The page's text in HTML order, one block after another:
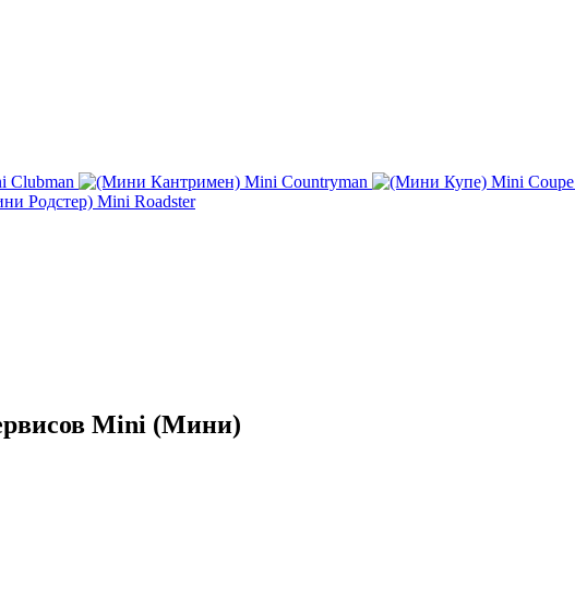
Clubman Mini Countryman Mini Coupe
Mini Roadster
Mini (Мини)